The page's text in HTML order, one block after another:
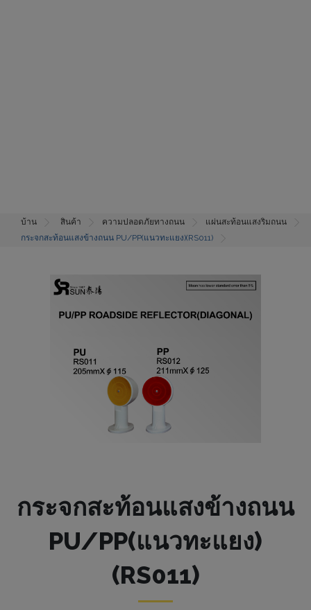
บ้าน สินค้า ความปลอดภัยทางถนน
แผ่นสะท้อนแสงริมถนน
กระจกสะท้อนแสงข้างถนน PU/PP(แนวทะแยง)(RS011)
กระจกสะท้อนแสงข้างถนน
PU/PP(แนวทะแยง)
(RS011)